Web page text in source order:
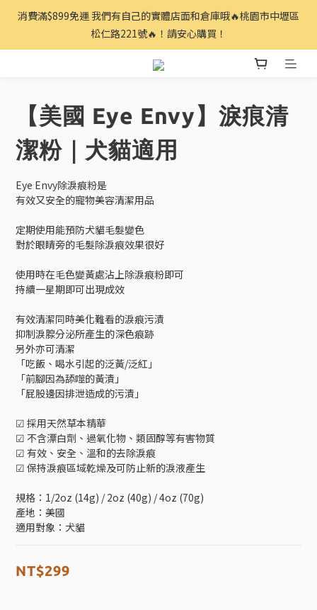
消費滿$899免運 我們有自己的實體店面和倉庫哦🔥桃園市中壢區
松仁路221號🔥！請安心購買！
【美國 Eye Envy】淚痕清
潔粉｜犬貓適用
Eye Envy除淚痕粉是
有效又安全的寵物美容清潔用品
定期使用能預防犬貓毛髮變色
對於眼睛旁的毛髮除淚痕效果很好
使用時在毛色變黃處沾上除淚痕粉即可
持續一星期即可出現成效
有效清潔同時美化難看的淚痕污漬
抑制淚腺分泌所產生的深色痕跡
另外亦可清潔
「吃飯、喝水引起的泛黃/泛紅」
「前腳因為舔噬的黃漬」
「屁股邊因排泄造成的污漬」
☑︎ 採用天然草本精華
☑︎ 不含漂白劑、過氧化物、類固醇等有害物質
☑︎ 有效、安全、溫和的去除淚痕
☑︎ 保持淚痕區域乾燥及可防止新的淚液產生
規格：1/2oz (14g) / 2oz (40g) / 4oz (70g)
產地：美國
適用對象：犬貓
NT$299